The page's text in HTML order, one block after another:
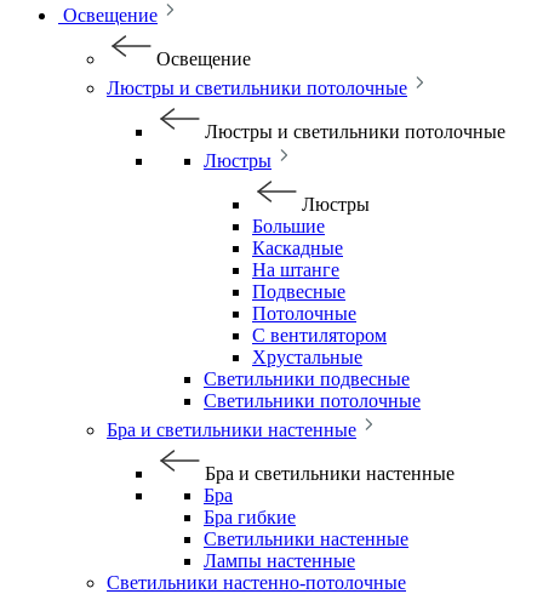
Освещение
Освещение
Люстры и светильники потолочные
Люстры и светильники потолочные
Люстры
Люстры
Большие
Каскадные
На штанге
Подвесные
Потолочные
С вентилятором
Хрустальные
Светильники подвесные
Светильники потолочные
Бра и светильники настенные
Бра и светильники настенные
Бра
Бра гибкие
Светильники настенные
Лампы настенные
Светильники настенно-потолочные